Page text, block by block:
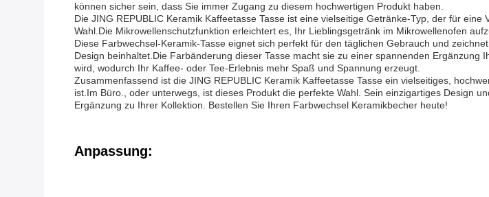
können sicher sein, dass Sie immer Zugang zu diesem hochwertigen Produkt haben.
Die JING REPUBLIC Keramik Kaffeetasse Tasse ist eine vielseitige Getränke-Typ, der für
Wahl.Die Mikrowellenschutzfunktion erleichtert es, Ihr Lieblingsgetränk im Mikrowellenofen
Diese Farbwechsel-Keramik-Tasse eignet sich perfekt für den täglichen Gebrauch und
Design beinhaltet.Die Farbänderung dieser Tasse macht sie zu einer spannenden
wird, wodurch Ihr Kaffee- oder Tee-Erlebnis mehr Spaß und Spannung erzeugt.
Zusammenfassend ist die JING REPUBLIC Keramik Kaffeetasse Tasse ein vielseitiges,
ist.Im Büro., oder unterwegs, ist dieses Produkt die perfekte Wahl. Sein einzigartiges Design
Ergänzung zu Ihrer Kollektion. Bestellen Sie Ihren Farbwechsel Keramikbecher heute!
Anpassung: